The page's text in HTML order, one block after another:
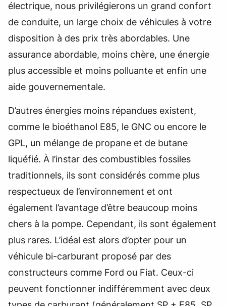
électrique, nous privilégierons un grand confort
de conduite, un large choix de véhicules à votre
disposition à des prix très abordables. Une
assurance abordable, moins chère, une énergie
plus accessible et moins polluante et enfin une
aide gouvernementale.
D’autres énergies moins répandues existent,
comme le bioéthanol E85, le GNC ou encore le
GPL, un mélange de propane et de butane
liquéfié. À l’instar des combustibles fossiles
traditionnels, ils sont considérés comme plus
respectueux de l’environnement et ont
également l’avantage d’être beaucoup moins
chers à la pompe. Cependant, ils sont également
plus rares. L’idéal est alors d’opter pour un
véhicule bi-carburant proposé par des
constructeurs comme Ford ou Fiat. Ceux-ci
peuvent fonctionner indifféremment avec deux